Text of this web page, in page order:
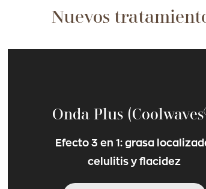
Nuevos
Onda Plus
Efecto 3 en 1: grasa
celulitis y flacidez